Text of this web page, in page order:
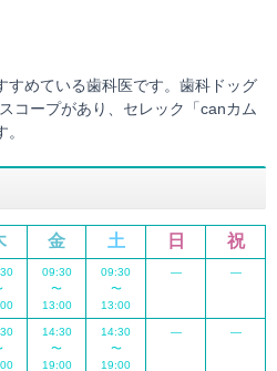
すめている歯科医です。歯科ドッグ
コープがあり、セレック「canカム
金 土 日 祝
09:30
〜
13:00
09:30
〜
13:00
― ―
14:30
〜
19:00
14:30
〜
19:00
― ―